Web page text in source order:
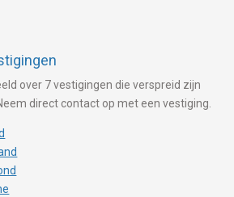
over 7 vestigingen die verspreid zijn
direct contact op met een vestiging.